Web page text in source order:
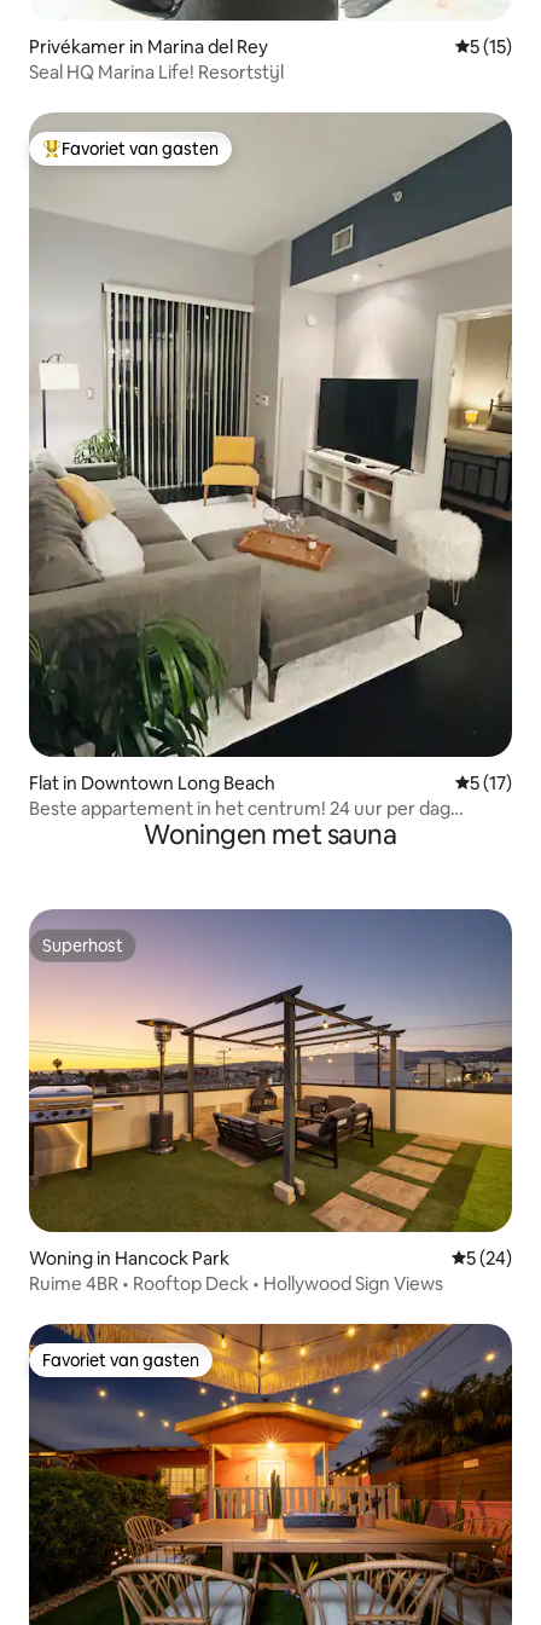
Privékamer in Marina del Rey
5 (15)
Seal HQ Marina Life! Resortstijl
Topfavoriet van gasten
Favoriet van gasten
Flat in Downtown Long Beach
5 (17)
Beste appartement in het centrum! 24 uur per dag
beveiliging ter plaatseWoningen met sauna
Superhost
Superhost
Woning in Hancock Park
5 (24)
Ruime 4BR • Rooftop Deck • Hollywood Sign Views
Favoriet van gasten
Favoriet van gasten